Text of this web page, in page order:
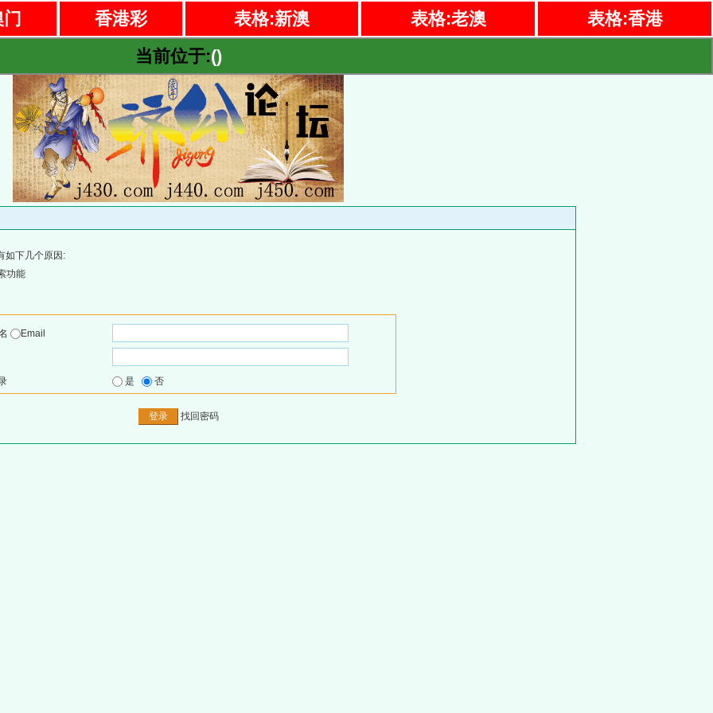
香港彩 表格:新澳 表格:老澳
表格:香港
当前位于:()
如下几个原因:
功能
Email
是 否
找回密码